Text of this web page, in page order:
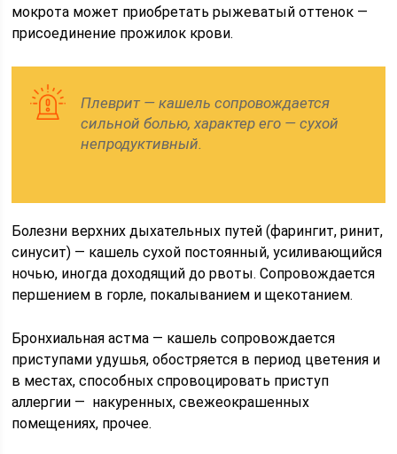
мокрота может приобретать рыжеватый оттенок —
присоединение прожилок крови.
Плеврит — кашель сопровождается
сильной болью, характер его — сухой
непродуктивный.
Болезни верхних дыхательных путей (фарингит, ринит,
синусит) — кашель сухой постоянный, усиливающийся
ночью, иногда доходящий до рвоты. Сопровождается
першением в горле, покалыванием и щекотанием.
Бронхиальная астма — кашель сопровождается
приступами удушья, обостряется в период цветения и
в местах, способных спровоцировать приступ
аллергии — накуренных, свежеокрашенных
помещениях, прочее.